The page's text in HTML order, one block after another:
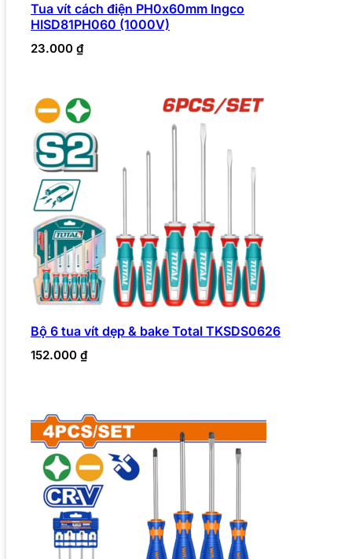
Tua vít cách điện PH0x60mm Ingco
HISD81PH060 (1000V)
23.000 ₫
Bộ 6 tua vít dẹp & bake Total TKSDS0626
152.000 ₫